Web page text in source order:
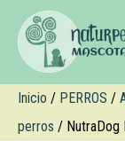
Inicio / PERROS /
perros / NutraDog